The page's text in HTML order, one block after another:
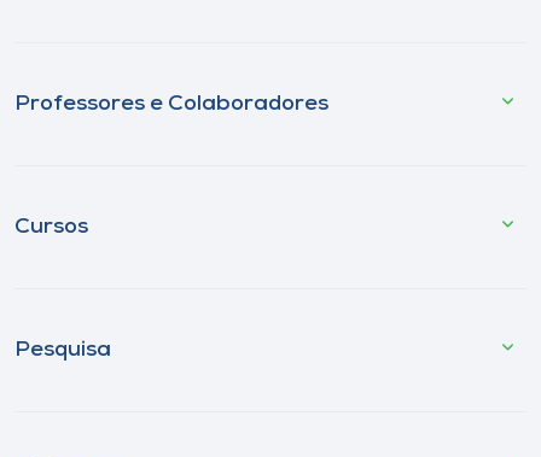
Professores e Colaboradores
Cursos
Pesquisa